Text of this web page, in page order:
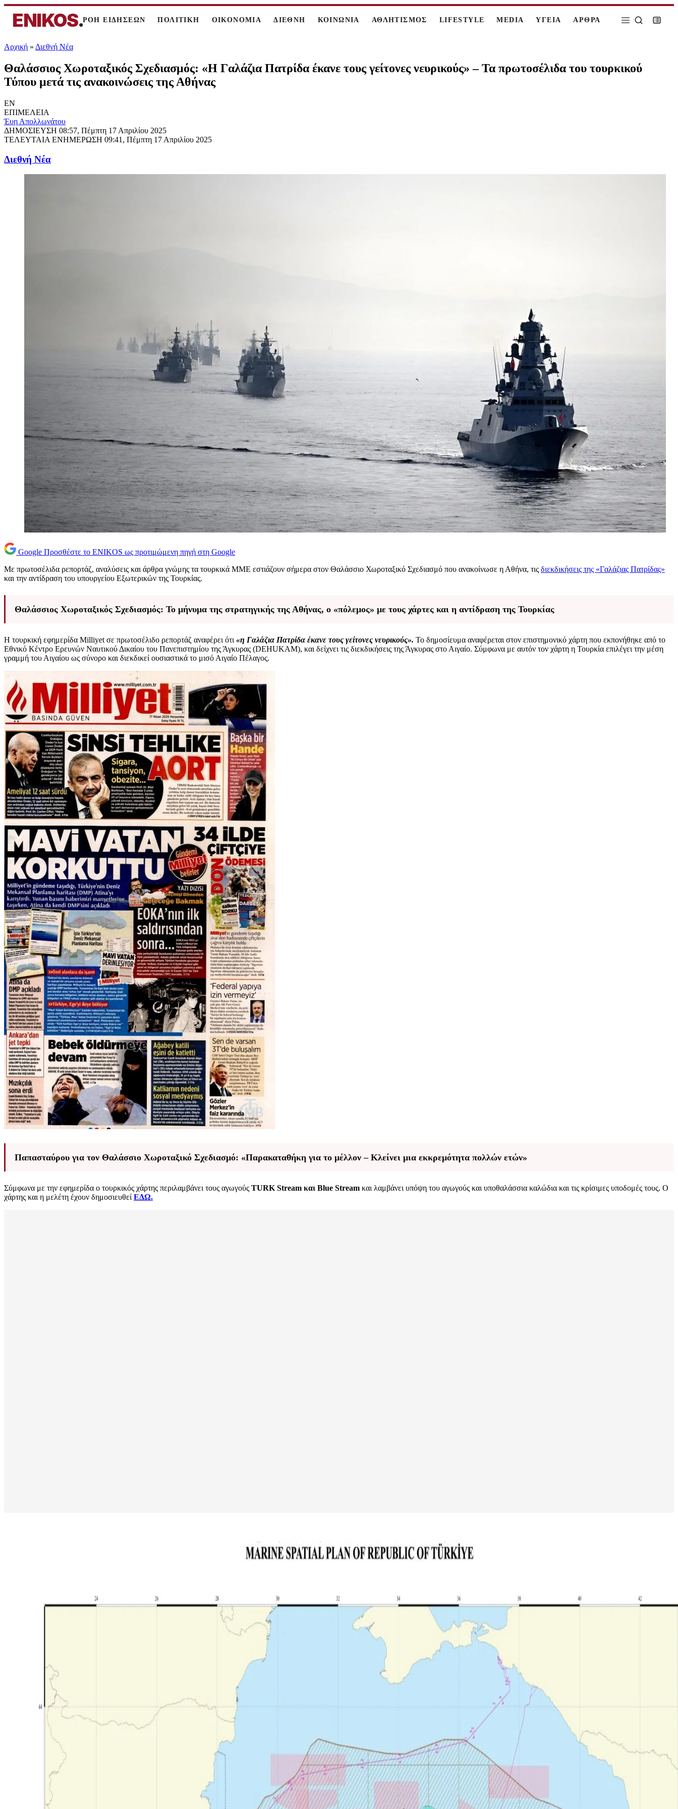
ENIKOS.ΡΟΗ ΕΙΔΗΣΕΩΝ ΠΟΛΙΤΙΚΗ ΟΙΚΟΝΟΜΙΑ ΔΙΕΘΝΗ ΚΟΙΝΩΝΙΑ ΑΘΛΗΤΙΣΜΟΣ LIFESTYLE MEDIA ΥΓΕΙΑ ΑΡΘΡΑ
Αρχική » Διεθνή Νέα
Θαλάσσιος Χωροταξικός Σχεδιασμός: «Η Γαλάζια Πατρίδα έκανε τους γείτονες νευρικούς» – Τα πρωτοσέλιδα του τουρκικού
Τύπου μετά τις ανακοινώσεις της Αθήνας
EN
ΕΠΙΜΕΛΕΙΑ
Έυη Απολλωνάτου
ΔΗΜΟΣΙΕΥΣΗ 08:57, Πέμπτη 17 Απριλίου 2025
ΤΕΛΕΥΤΑΙΑ ΕΝΗΜΕΡΩΣΗ 09:41, Πέμπτη 17 Απριλίου 2025
Διεθνή Νέα
Google Προσθέστε το ENIKOS ως προτιμώμενη πηγή στη Google
Με πρωτοσέλιδα ρεπορτάζ, αναλύσεις και άρθρα γνώμης τα τουρκικά ΜΜΕ εστιάζουν σήμερα στον Θαλάσσιο Χωροταξικό Σχεδιασμό που ανακοίνωσε η Αθήνα, τις διεκδικήσεις της «Γαλάζιας Πατρίδας»
και την αντίδραση του υπουργείου Εξωτερικών της Τουρκίας.
Θαλάσσιος Χωροταξικός Σχεδιασμός: Το μήνυμα της στρατηγικής της Αθήνας, ο «πόλεμος» με τους χάρτες και η αντίδραση της Τουρκίας
Η τουρκική εφημερίδα Milliyet σε πρωτοσέλιδο ρεπορτάζ αναφέρει ότι «η Γαλάζια Πατρίδα έκανε τους γείτονες νευρικούς». Το δημοσίευμα αναφέρεται στον επιστημονικό χάρτη που εκπονήθηκε από το
Εθνικό Κέντρο Ερευνών Ναυτικού Δικαίου του Πανεπιστημίου της Άγκυρας (DEHUKAM), και δείχνει τις διεκδικήσεις της Άγκυρας στο Αιγαίο. Σύμφωνα με αυτόν τον χάρτη η Τουρκία επιλέγει την μέση
γραμμή του Αιγαίου ως σύνορο και διεκδικεί ουσιαστικά το μισό Αιγαίο Πέλαγος.
Παπασταύρου για τον Θαλάσσιο Χωροταξικό Σχεδιασμό: «Παρακαταθήκη για το μέλλον – Κλείνει μια εκκρεμότητα πολλών ετών»
Σύμφωνα με την εφημερίδα ο τουρκικός χάρτης περιλαμβάνει τους αγωγούς TURK Stream και Blue Stream και λαμβάνει υπόψη του αγωγούς και υποθαλάσσια καλώδια και τις κρίσιμες υποδομές τους. Ο
χάρτης και η μελέτη έχουν δημοσιευθεί ΕΔΩ.